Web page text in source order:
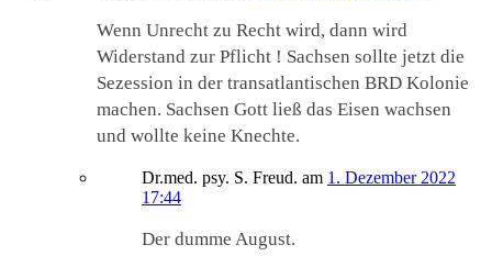
Wenn Unrecht zu Recht wird, dann wird
Widerstand zur Pflicht ! Sachsen sollte jetzt die
Sezession in der transatlantischen BRD Kolonie
machen. Sachsen Gott ließ das Eisen wachsen
und wollte keine Knechte.
Dr.med. psy. S. Freud. am 1. Dezember 2022
17:44
Der dumme August.